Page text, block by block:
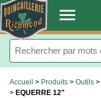
. menu
Accueil > Produits > Outils >
> EQUERRE 12"